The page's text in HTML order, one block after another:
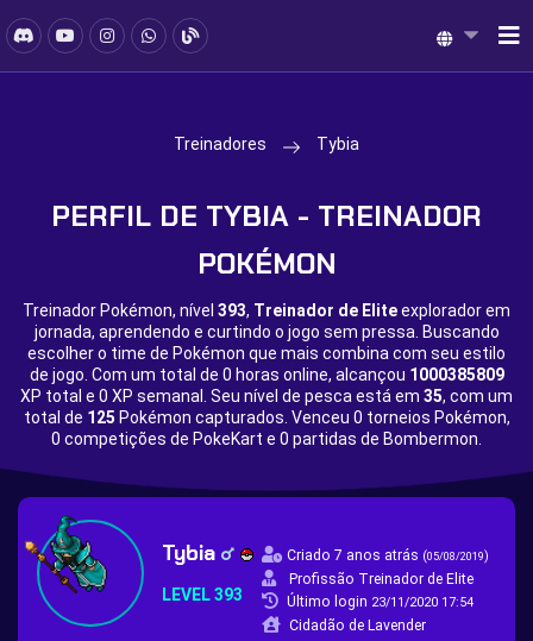
Treinadores Tybia
PERFIL DE TYBIA - TREINADOR
POKÉMON
Treinador Pokémon, nível 393, Treinador de Eliteexplorador em
jornada, aprendendo e curtindo o jogo sem pressa. Buscando
escolher o time de Pokémon que mais combina com seu estilo
de jogo. Com um total de 0 horas online, alcançou 1000385809
XP total e 0 XP semanal. Seu nível de pesca está em 35, com um
total de 125 Pokémon capturados. Venceu 0 torneios Pokémon,
0 competições de PokeKart e 0 partidas de Bombermon.
Tybia
LEVEL 393
Criado 7 anos atrás (05/08/2019)
Profissão Treinador de Elite
Último login 23/11/2020 17:54
Cidadão de Lavender